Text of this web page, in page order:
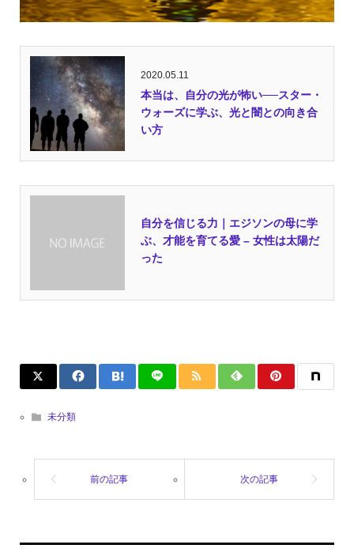
2020.05.11
本当は、自分の光が怖い──スター・
ウォーズに学ぶ、光と闇との向き合
い方
自分を信じる力｜エジソンの母に学
ぶ、才能を育てる愛 – 女性は太陽だ
った
未分類